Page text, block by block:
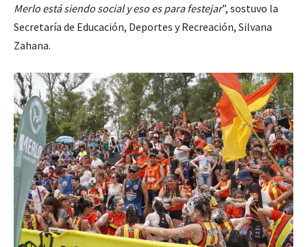
Merlo está siendo social y eso es para festejar”, sostuvo la
Secretaría de Educación, Deportes y Recreación, Silvana
Zahana.